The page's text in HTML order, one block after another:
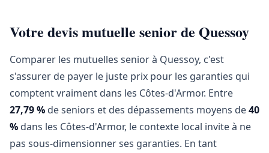
Votre devis mutuelle senior de Quessoy
Comparer les mutuelles senior à Quessoy, c'est
s'assurer de payer le juste prix pour les garanties qui
comptent vraiment dans les Côtes-d'Armor. Entre
27,79 % de seniors et des dépassements moyens de40
% dans les Côtes-d'Armor, le contexte local invite à ne
pas sous-dimensionner ses garanties. En tant